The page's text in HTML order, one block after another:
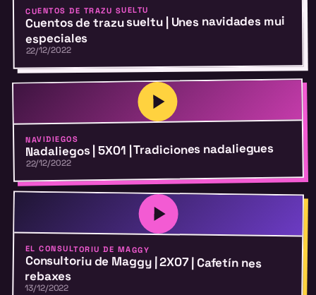
CUENTOS DE TRAZU SUELTU
Cuentos de trazu sueltu | Unes navidades mui
especiales
22/12/2022
NAVIDIEGOS
Nadaliegos | 5X01 | Tradiciones nadaliegues
22/12/2022
EL CONSULTORIU DE MAGGY
Consultoriu de Maggy | 2X07 | Cafetín nes
rebaxes
13/12/2022